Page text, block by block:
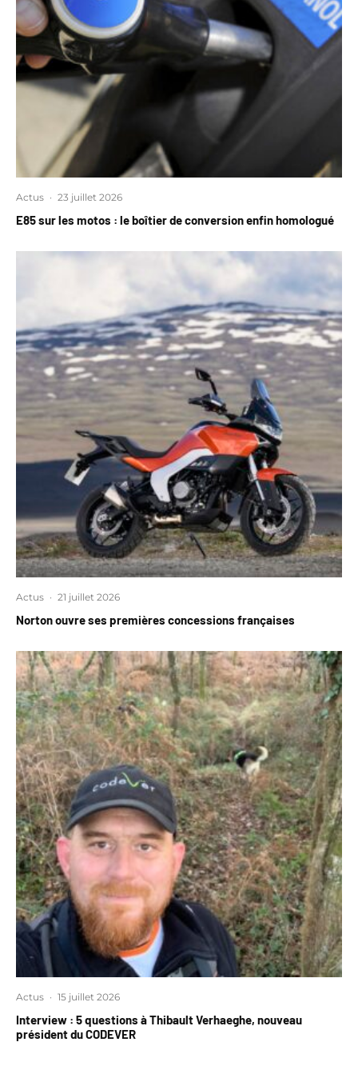
Actus · 23 juillet 2026
E85 sur les motos : le boîtier de conversion enfin homologué
Actus · 21 juillet 2026
Norton ouvre ses premières concessions françaises
Actus · 15 juillet 2026
Interview : 5 questions à Thibault Verhaeghe, nouveau
président du CODEVER